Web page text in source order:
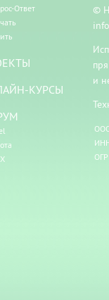
Ответ
КУРСЫ
©
и